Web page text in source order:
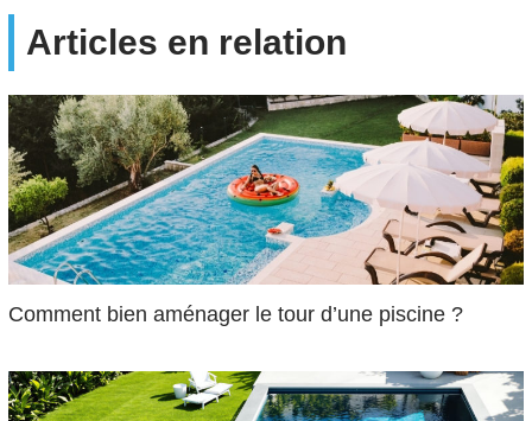
Articles en relation
Comment bien aménager le tour d’une piscine ?